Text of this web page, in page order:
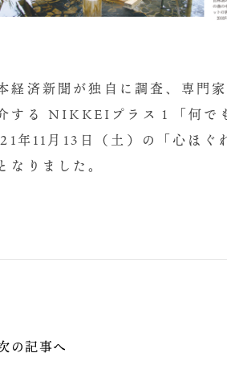
経済新聞が独自に調査、専門
する NIKKEIプラス１「何で
年11月13日（土）の「心ほぐ
なりました。
の記事へ